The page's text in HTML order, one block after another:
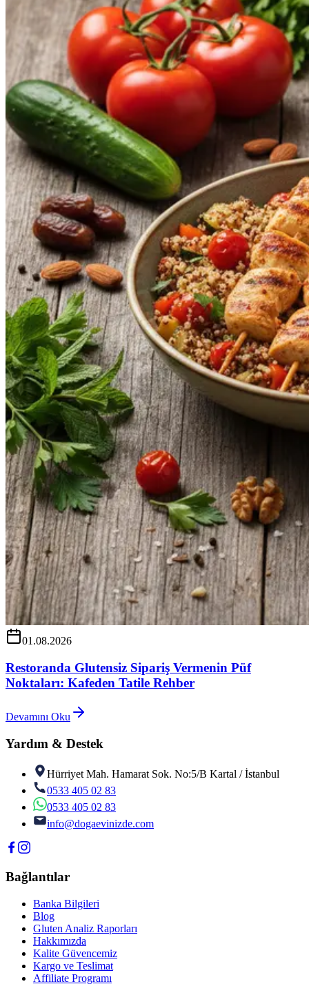
01.08.2026
Restoranda Glutensiz Sipariş Vermenin Püf
Noktaları: Kafeden Tatile Rehber
Devamını Oku
Yardım & Destek
Hürriyet Mah. Hamarat Sok. No:5/B Kartal / İstanbul
0533 405 02 83
0533 405 02 83
info@dogaevinizde.com
Bağlantılar
Banka Bilgileri
Blog
Gluten Analiz Raporları
Hakkımızda
Kalite Güvencemiz
Kargo ve Teslimat
Affiliate Programı